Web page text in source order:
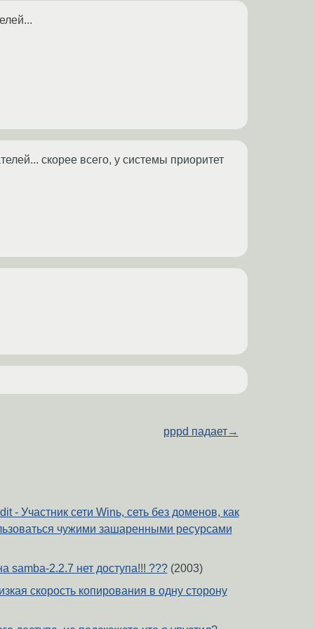
скорее всего, у системы приоритет
pppd падает→
- Участник сети Winь, сеть без доменов, как
чужими зашаренными ресурсами
samba-2.2.7 нет доступа!!! ???(2003)
скорость копирования в одну сторону